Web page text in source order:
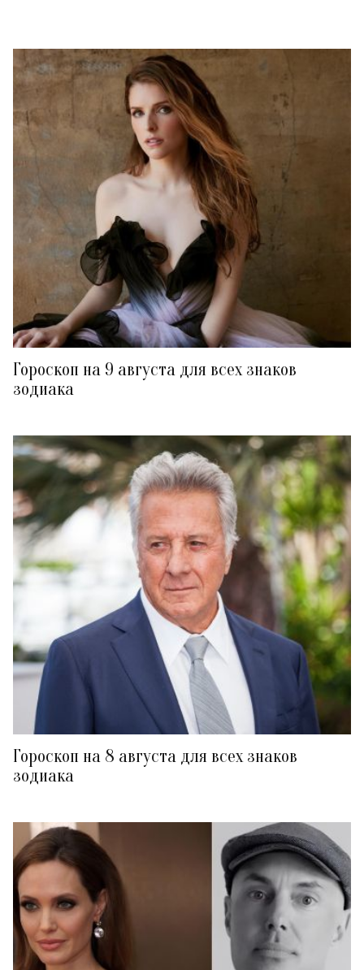
Гороскоп на 9 августа для всех знаков
зодиака
Гороскоп на 8 августа для всех знаков
зодиака